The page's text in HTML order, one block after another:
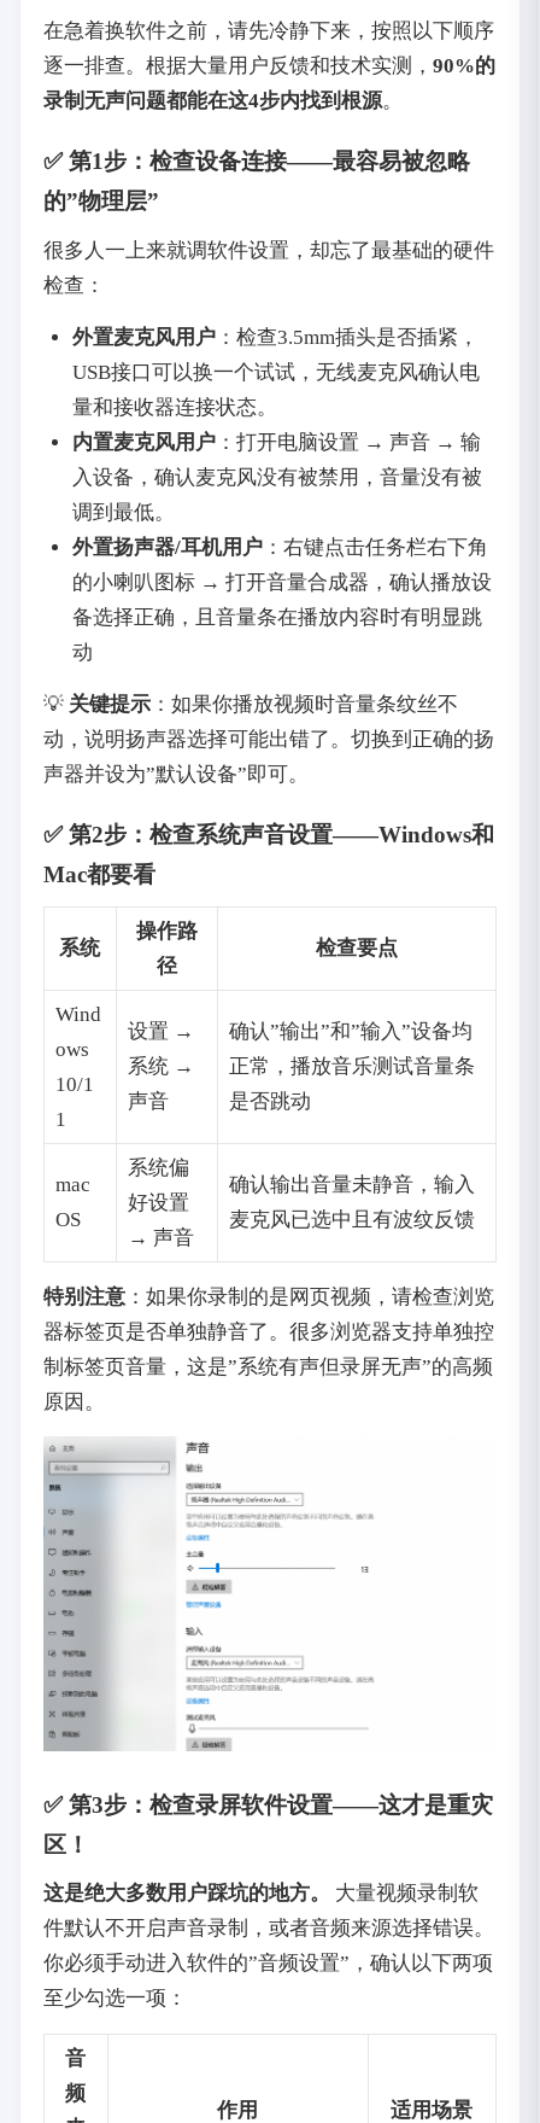
在急着换软件之前，请先冷静下来，按照以下顺序
逐一排查。根据大量用户反馈和技术实测，‌ 90%的
录制无声问题都能在这4步内找到根源‌。
✅ 第1步：检查设备连接——最容易被忽略
的”物理层”
很多人一上来就调软件设置，却忘了最基础的硬件
检查：
外置麦克风用户‌：检查3.5mm插头是否插紧，
USB接口可以换一个试试，无线麦克风确认电
量和接收器连接状态。
内置麦克风用户‌：打开电脑设置 → 声音 → 输
入设备，确认麦克风没有被禁用，音量没有被
调到最低。
外置扬声器/耳机用户‌：右键点击任务栏右下角
的小喇叭图标 → 打开音量合成器，确认播放设
备选择正确，且音量条在播放内容时有明显跳
动
💡 ‌ 关键提示‌：如果你播放视频时音量条纹丝不
动，说明扬声器选择可能出错了。切换到正确的扬
声器并设为”默认设备”即可。
✅ 第2步：检查系统声音设置——Windows和
Mac都要看
系统
操作路
径
检查要点
Wind
ows
10/1
1
设置 →
系统 →
声音
确认”输出”和”输入”设备均
正常，播放音乐测试音量条
是否跳动
mac
OS
系统偏
好设置
→ 声音
确认输出音量未静音，输入
麦克风已选中且有波纹反馈
特别注意‌：如果你录制的是网页视频，请检查浏览
器标签页是否单独静音了。很多浏览器支持单独控
制标签页音量，这是”系统有声但录屏无声”的高频
原因。
✅ 第3步：检查录屏软件设置——这才是重灾
区！
这是绝大多数用户踩坑的地方。
‌ 大量视频录制软
件默认不开启声音录制，或者音频来源选择错误。
你必须手动进入软件的”音频设置”，确认以下两项
至少勾选一项：
音
频
作用 适用场景